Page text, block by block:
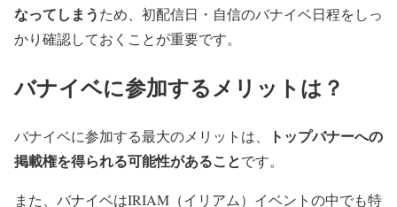
なってしまうため、初配信日・自信のバナイベ日程をしっ
かり確認しておくことが重要です。
バナイベに参加するメリットは？
バナイベに参加する最大のメリットは、
トップバナーへの
掲載権を得られる可能性があることです。
また、バナイベはIRIAM（イリアム）イベントの中でも特